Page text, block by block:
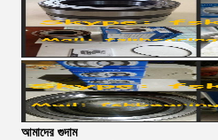
আমাদের গুদাম